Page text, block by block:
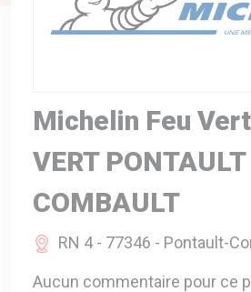
ENTREPRISE
ANIMAUX
Michelin Feu
VERT PONTAULT
COMBAULT
RN 4 - 77346 - Pontault-
Aucun commentaire pour ce